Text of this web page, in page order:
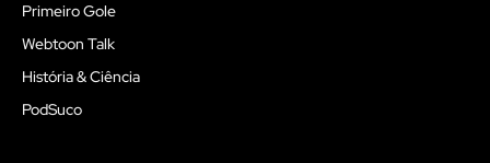
Primeiro Gole
Webtoon Talk
História & Ciência
PodSuco